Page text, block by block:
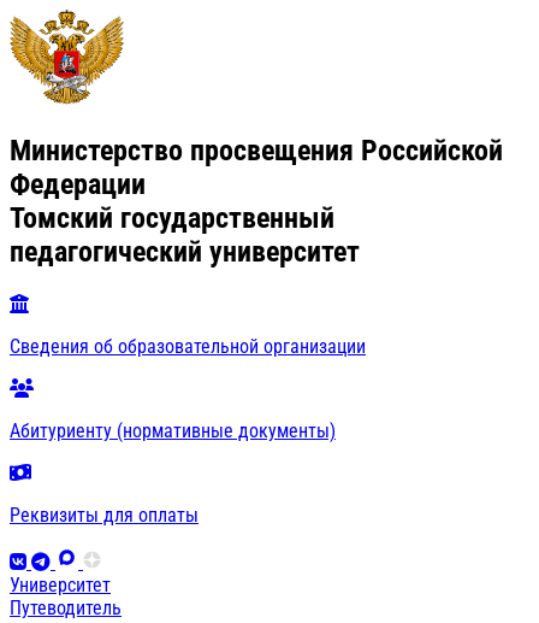
Министерство просвещения Российской
Федерации
Томский государственный
педагогический университет
Сведения об образовательной организации
Абитуриенту (нормативные документы)
Реквизиты для оплаты
Университет
Путеводитель